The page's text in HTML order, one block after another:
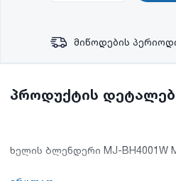
მიწოდების
პროდუქტის
ხელის ბლენდერი MJ-BH4001W